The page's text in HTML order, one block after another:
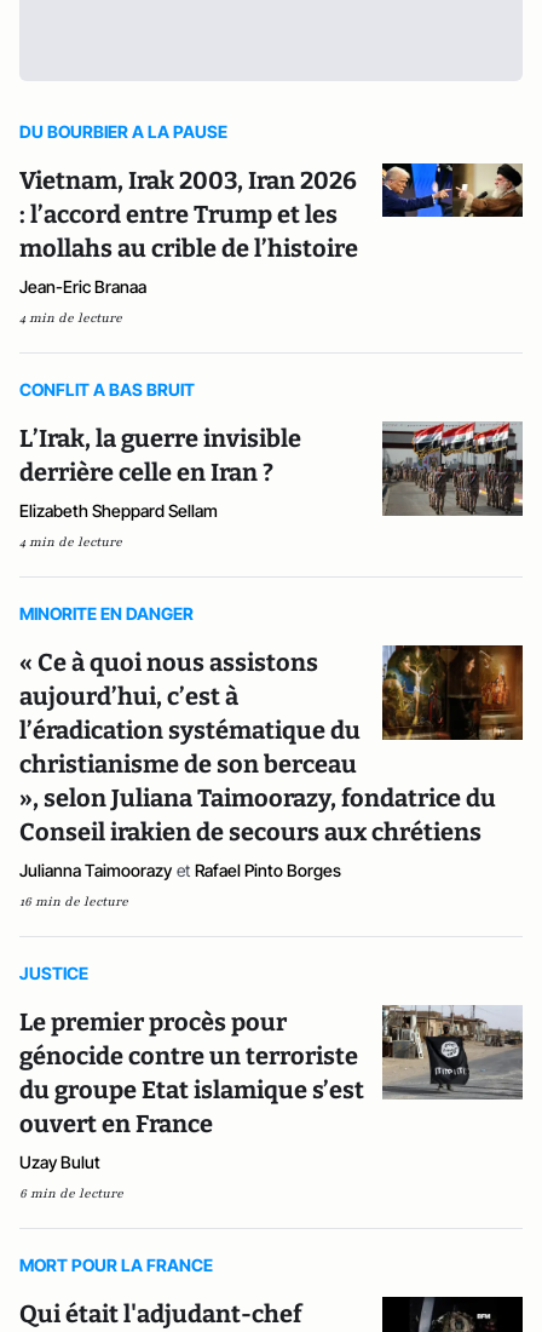
DU BOURBIER A LA PAUSE
Vietnam, Irak 2003, Iran 2026
: l’accord entre Trump et les
mollahs au crible de l’histoire
Jean-Eric Branaa
4 min de lecture
CONFLIT A BAS BRUIT
L’Irak, la guerre invisible
derrière celle en Iran ?
Elizabeth Sheppard Sellam
4 min de lecture
MINORITE EN DANGER
« Ce à quoi nous assistons
aujourd’hui, c’est à
l’éradication systématique du
christianisme de son berceau
», selon Juliana Taimoorazy, fondatrice du
Conseil irakien de secours aux chrétiens
Julianna Taimoorazy et Rafael Pinto Borges
16 min de lecture
JUSTICE
Le premier procès pour
génocide contre un terroriste
du groupe Etat islamique s’est
ouvert en France
Uzay Bulut
6 min de lecture
MORT POUR LA FRANCE
Qui était l'adjudant-chef